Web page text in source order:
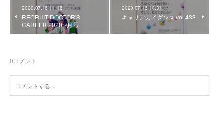
2020.07.16 11:16
RECRUIT DOCTOR'S
CAREER 2020 7月号
2020.07.16 10:31
キャリアガイダンス vol.433
0コメント